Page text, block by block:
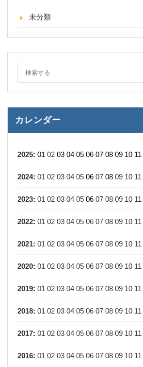
未分類
カレンダー
2025: 01 02 03 04 05 06 07 08 09 10 11
2024: 01 02 03 04 05 06 07 08 09 10 11
2023: 01 02 03 04 05 06 07 08 09 10 11
2022: 01 02 03 04 05 06 07 08 09 10 11
2021: 01 02 03 04 05 06 07 08 09 10 11
2020: 01 02 03 04 05 06 07 08 09 10 11
2019: 01 02 03 04 05 06 07 08 09 10 11
2018: 01 02 03 04 05 06 07 08 09 10 11
2017: 01 02 03 04 05 06 07 08 09 10 11
2016: 01 02 03 04 05 06 07 08 09 10 11